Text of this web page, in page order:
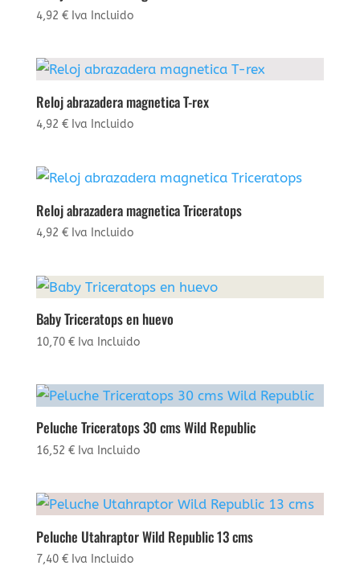
4,92 € Iva Incluido
Reloj abrazadera magnetica T-rex
4,92 € Iva Incluido
Reloj abrazadera magnetica Triceratops
4,92 € Iva Incluido
Baby Triceratops en huevo
10,70 € Iva Incluido
Peluche Triceratops 30 cms Wild Republic
16,52 € Iva Incluido
Peluche Utahraptor Wild Republic 13 cms
7,40 € Iva Incluido